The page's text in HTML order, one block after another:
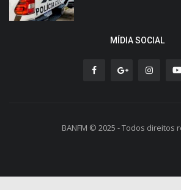
MÍDIA SOCIAL
BANFM © 2025 - Todos direitos